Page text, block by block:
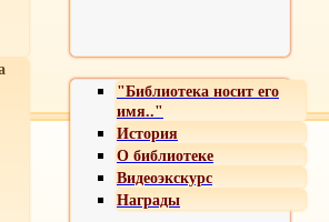
"Библиотека носит его
имя.."
История
О библиотеке
Видеоэкскурс
Награды